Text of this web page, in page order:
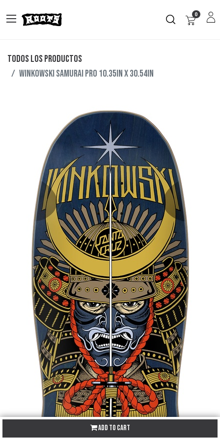
0
Todos los productos
Winkowski Samurai Pro 10.35in x 30.54in
Add to Cart